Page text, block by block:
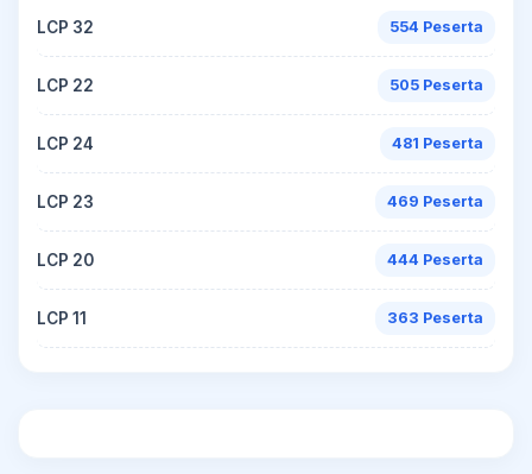
LCP 32 554 Peserta
LCP 22 505 Peserta
LCP 24 481 Peserta
LCP 23 469 Peserta
LCP 20 444 Peserta
LCP 11 363 Peserta